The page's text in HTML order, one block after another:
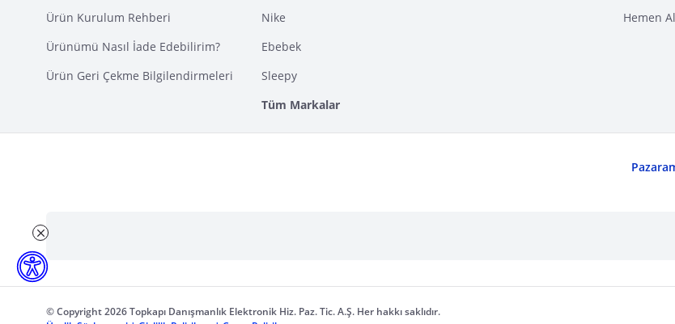
Ürün Kurulum Rehberi
Ürünümü Nasıl İade Edebilirim?
Ürün Geri Çekme Bilgilendirmeleri
Nike
Ebebek
Sleepy
Tüm Markalar
Hemen
© Copyright 2026 Topkapı Danışmanlık Elektronik Hiz. Paz. Tic. A.Ş. Her hakkı saklıdır.